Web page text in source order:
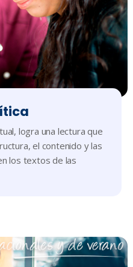
logra una lectura que
el contenido y las
los textos de las